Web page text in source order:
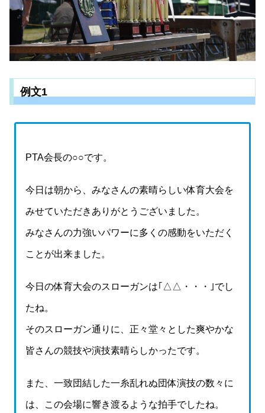
例文1
PTA会長の○○です。
今日は朝から、みなさんの素晴らしい体育大会を
みせていただきありがとうございました。
みなさんの力強いパワーに多くの感動をいただく
ことが出来ました。
今日の体育大会のスローガンは｢△△・・・｣でし
たね。
そのスローガン通りに、正々堂々とした爽やかな
皆さんの競技や演技素晴らしかったです。
また、一致団結した一糸乱れぬ団体演技の数々に
は、この会場に響き渡るような拍手でしたね。